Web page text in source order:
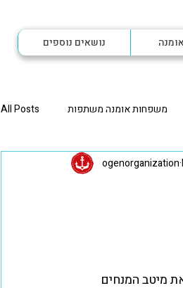
נושאים נוספים
All Posts משפחות אומנה משתפות
אחי אומנה משתפים הורית
רגע לפני שמתחילה אומנה
ogenorganization
מיטב המנחים